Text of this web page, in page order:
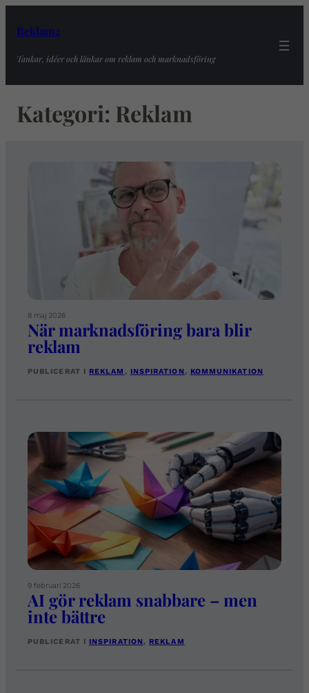
Reklam2
Tankar, idéer och länkar om reklam och marknadsföring
Kategori: Reklam
8 maj 2026
När marknadsföring bara blir
reklam
PUBLICERAT I REKLAM , INSPIRATION , KOMMUNIKATION
9 februari 2026
AI gör reklam snabbare – men
inte bättre
PUBLICERAT I INSPIRATION , REKLAM